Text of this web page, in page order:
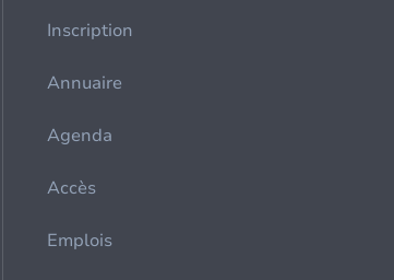
Inscription
Annuaire
Agenda
Accès
Emplois